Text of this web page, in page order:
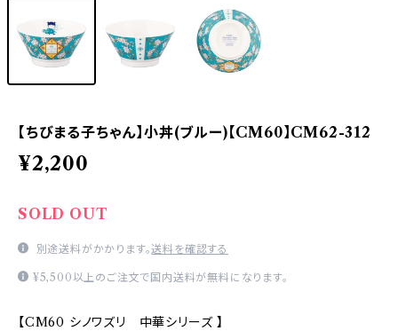
【ちびまる子ちゃん】小丼(ブルー)【CM60】CM62-312
¥2,200
SOLD OUT
別途送料がかかります。送料を確認する
¥5,500以上のご注文で国内送料が無料になります。
【CM60 シノワズリ 中華シリーズ 】